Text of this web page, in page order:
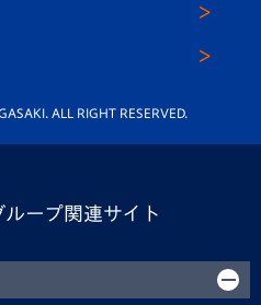
ALL RIGHT RESERVED.
ープ関連サイト